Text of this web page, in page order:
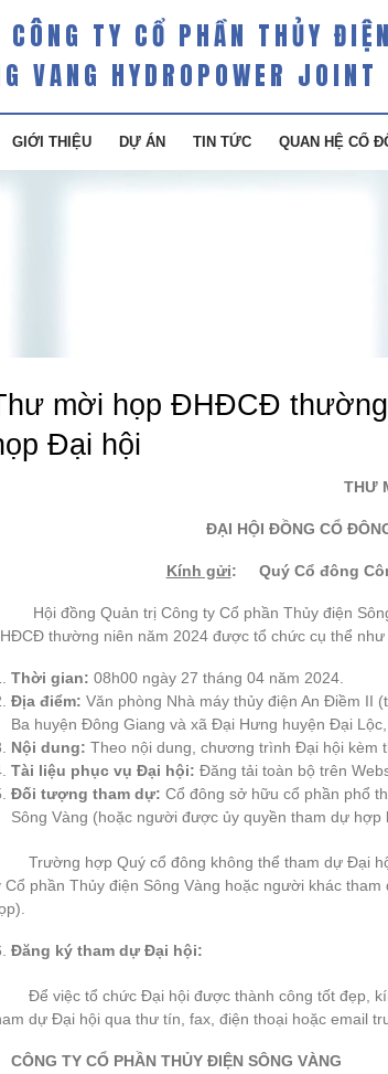
CÔNG TY CỔ PHẦN THỦY
VANG HYDROPOWER
GIỚI THIỆU DỰ ÁN TIN TỨC QUAN HỆ CỔ
mời họp ĐHĐCĐ
Đại hội
THƯ
ĐẠI HỘI ĐỒNG CỔ
Kính gửi: Quý Cổ đông
Hội đồng Quản trị Công ty Cổ phần Thủy điện
thường niên năm 2024 được tổ chức cụ thể như
Thời gian:08h00 ngày 27 tháng 04 năm 2024.
Địa điểm: Văn phòng Nhà máy thủy điện An Điềm II
Ba huyện Đông Giang và xã Đại Hưng huyện Đại Lộc,
Nội dung:Theo nội dung, chương trình Đại hội kèm
Tài liệu phục vụ Đại hội: Đăng tải toàn bộ trên
Đối tượng tham dự:Cổ đông sở hữu cổ phần phổ
Sông Vàng (hoặc người được ủy quyền tham dự hợp
Trường hợp Quý cổ đông không thể tham dự Đại
Cổ phần Thủy điện Sông Vàng hoặc người khác
Đăng ký tham dự Đại hội:
Để việc tổ chức Đại hội được thành công tốt đẹp,
dự Đại hội qua thư tín, fax, điện thoại hoặc email
CÔNG TY CỔ PHẦN THỦY ĐIỆN SÔNG VÀNG